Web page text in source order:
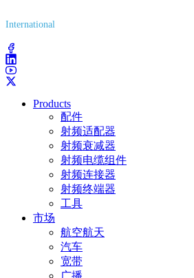
International
Products
配件
射频适配器
射频衰减器
射频电缆组件
射频连接器
射频终端器
工具
市场
航空航天
汽车
宽带